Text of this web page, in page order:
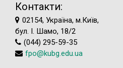
Контакти:
02154, Україна, м.Київ,
бул. І. Шамо, 18/2
(044) 295-59-35
fpo@kubg.edu.ua